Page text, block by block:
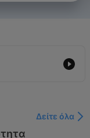
Δείτε όλα